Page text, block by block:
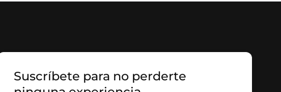
Suscríbete para no perderte